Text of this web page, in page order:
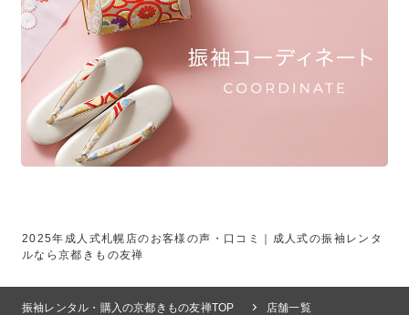
2025年成人式札幌店のお客様の声・口コミ｜成人式の振袖レンタ
ルなら京都きもの友禅
振袖レンタル・購入の京都きもの友禅TOP
店舗一覧